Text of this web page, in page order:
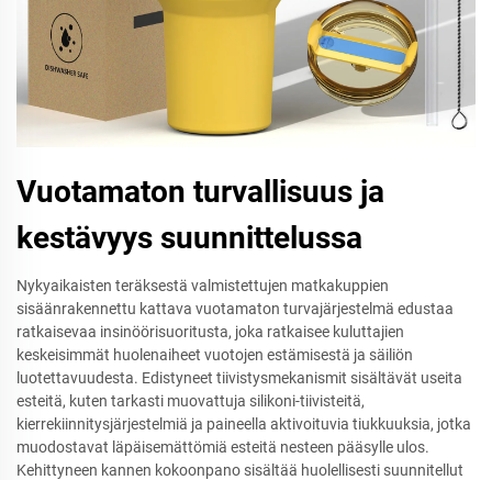
Vuotamaton turvallisuus ja
kestävyys suunnittelussa
Nykyaikaisten teräksestä valmistettujen matkakuppien
sisäänrakennettu kattava vuotamaton turvajärjestelmä edustaa
ratkaisevaa insinöörisuoritusta, joka ratkaisee kuluttajien
keskeisimmät huolenaiheet vuotojen estämisestä ja säiliön
luotettavuudesta. Edistyneet tiivistysmekanismit sisältävät useita
esteitä, kuten tarkasti muovattuja silikoni-tiivisteitä,
kierrekiinnitysjärjestelmiä ja paineella aktivoituvia tiukkuuksia, jotka
muodostavat läpäisemättömiä esteitä nesteen pääsylle ulos.
Kehittyneen kannen kokoonpano sisältää huolellisesti suunnitellut